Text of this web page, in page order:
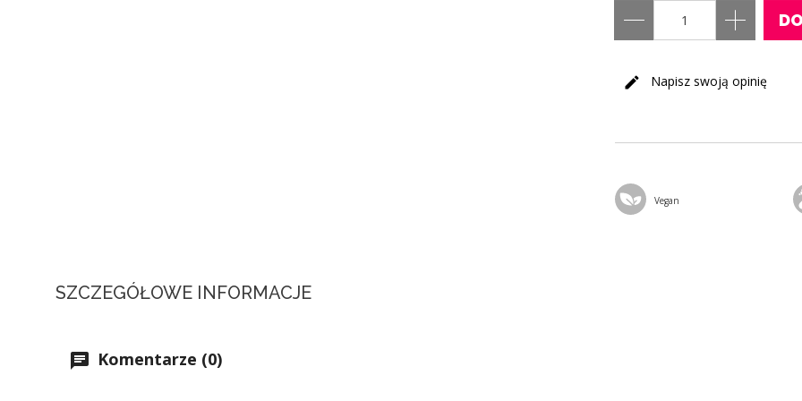
Napisz swoją opinię
Vegan
SZCZEGÓŁOWE INFORMACJE
Komentarze (0)